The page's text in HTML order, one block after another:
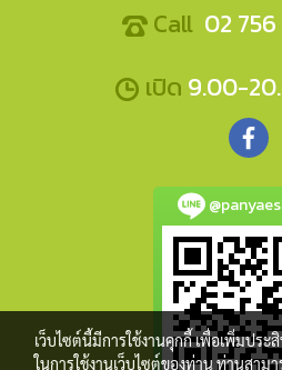
Call 02
เปิด 9.00-
เว็บไซต์นี้มีการใช้งานคุกกี้ เพื่อเพิ่มปร
ในการใช้งานเว็บไซต์ของท่าน ท่านสาม